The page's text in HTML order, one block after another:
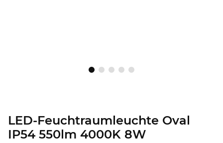
LED-Feuchtraumleuchte Oval
IP54 550lm 4000K 8W